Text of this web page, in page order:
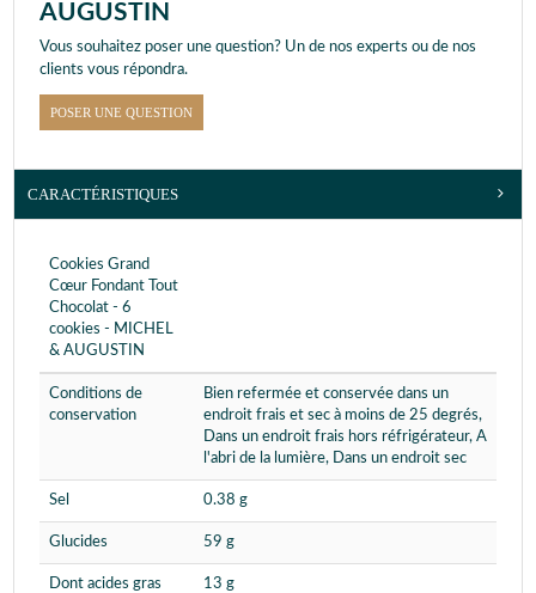
AUGUSTIN
Vous souhaitez poser une question? Un de nos experts ou de nos
clients vous répondra.
POSER UNE QUESTION
CARACTÉRISTIQUES
Cookies Grand
Cœur Fondant Tout
Chocolat - 6
cookies - MICHEL
& AUGUSTIN
Conditions de
conservation
Bien refermée et conservée dans un
endroit frais et sec à moins de 25 degrés,
Dans un endroit frais hors réfrigérateur, A
l'abri de la lumière, Dans un endroit sec
Sel 0.38 g
Glucides 59 g
Dont acides gras
13 g